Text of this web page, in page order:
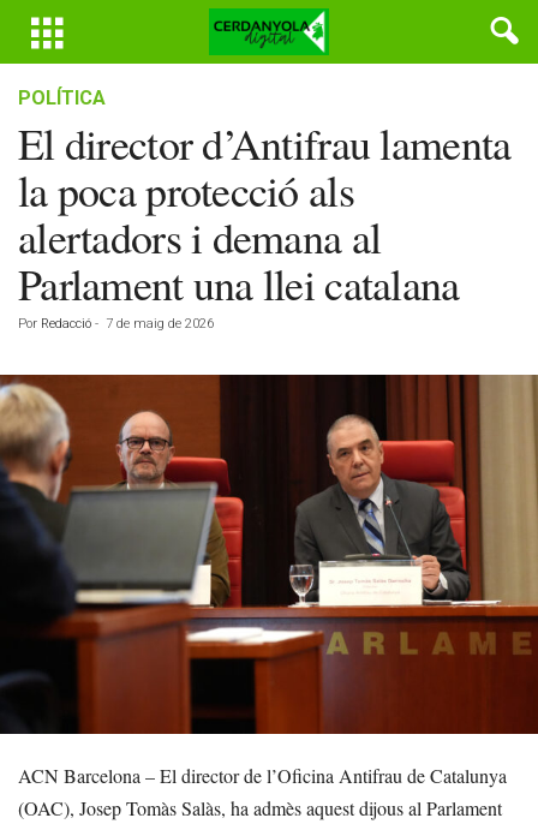
POLÍTICA
El director d’Antifrau lamenta
la poca protecció als
alertadors i demana al
Parlament una llei catalana
Por Redacció - 7 de maig de 2026
ACN Barcelona – El director de l’Oficina Antifrau de Catalunya
(OAC), Josep Tomàs Salàs, ha admès aquest dijous al Parlament